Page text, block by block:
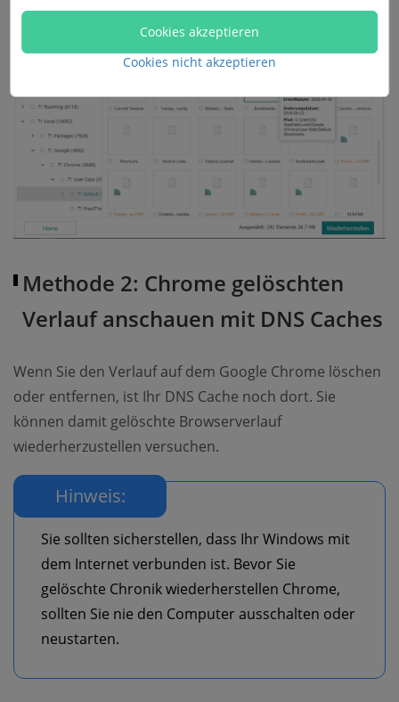
Methode 2: Chrome gelöschten
Verlauf anschauen mit DNS Caches
Wenn Sie den Verlauf auf dem Google Chrome löschen
oder entfernen, ist Ihr DNS Cache noch dort. Sie
können damit gelöschte Browserverlauf
wiederherzustellen versuchen.
Hinweis:
Sie sollten sicherstellen, dass Ihr Windows mit
dem Internet verbunden ist. Bevor Sie
gelöschte Chronik wiederherstellen Chrome,
sollten Sie nie den Computer ausschalten oder
neustarten.
Cookies akzeptieren
Cookies nicht akzeptieren